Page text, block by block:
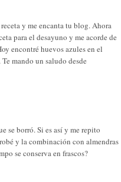
y me encanta tu blog. Ahora
para el desayuno y me acorde de
encontré huevos azules en el
mando un saludo desde
se borró. Si es así y me repito
y la combinación con almendras
se conserva en frascos?